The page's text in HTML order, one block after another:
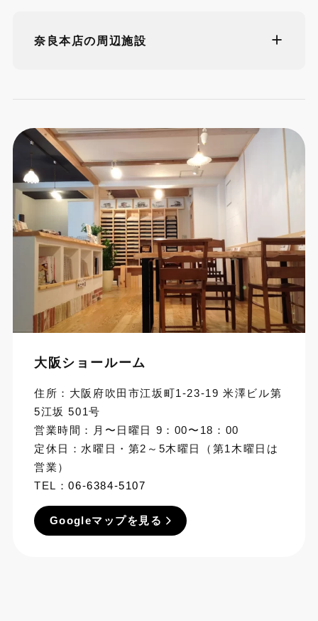
奈良本店の周辺施設
大阪ショールーム
住所：大阪府吹田市江坂町1-23-19 米澤ビル第
5江坂 501号
営業時間：月〜日曜日 9：00〜18：00
定休日：水曜日・第2～5木曜日（第1木曜日は
営業）
TEL：06-6384-5107
Googleマップを見る